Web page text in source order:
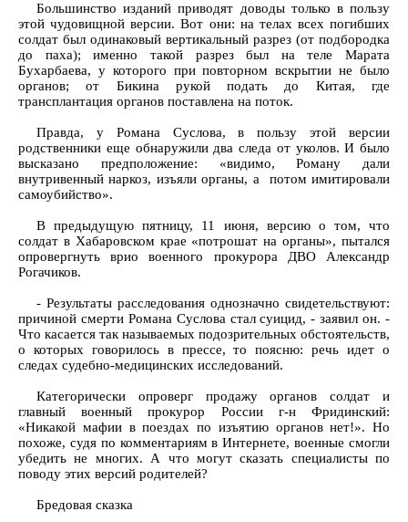
Большинство изданий приводят доводы только в пользу
этой чудовищной версии. Вот они: на телах всех погибших
солдат был одинаковый вертикальный разрез (от подбородка
до паха); именно такой разрез был на теле Марата
Бухарбаева, у которого при повторном вскрытии не было
органов; от Бикина рукой подать до Китая, где
трансплантация органов поставлена на поток.
Правда, у Романа Суслова, в пользу этой версии
родственники еще обнаружили два следа от уколов. И было
высказано предположение: «видимо, Роману дали
внутривенный наркоз, изъяли органы, а потом имитировали
самоубийство».
В предыдущую пятницу, 11 июня, версию о том, что
солдат в Хабаровском крае «потрошат на органы», пытался
опровергнуть врио военного прокурора ДВО Александр
Рогачиков.
- Результаты расследования однозначно свидетельствуют:
причиной смерти Романа Суслова стал суицид, - заявил он. -
Что касается так называемых подозрительных обстоятельств,
о которых говорилось в прессе, то поясню: речь идет о
следах судебно-медицинских исследований.
Категорически опроверг продажу органов солдат и
главный военный прокурор России г-н Фридинский:
«Никакой мафии в поездах по изъятию органов нет!». Но
похоже, судя по комментариям в Интернете, военные смогли
убедить не многих. А что могут сказать специалисты по
поводу этих версий родителей?
Бредовая сказка